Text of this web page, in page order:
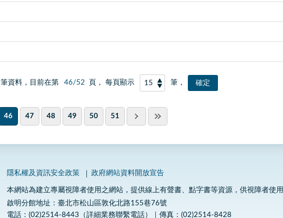
筆資料，目前在第 46/52 頁， 每頁顯示 筆，
46 47 48 49 50 51
隱私權及資訊安全政策 政府網站資料開放宣告
本網站為建立專屬視障者使用之網站，提供線上有聲書、點字書等資源，供視障者使用
啟明分館地址：臺北市松山區敦化北路155巷76號
電話：(02)2514-8443（詳細業務聯繫電話）｜傳真：(02)2514-8428